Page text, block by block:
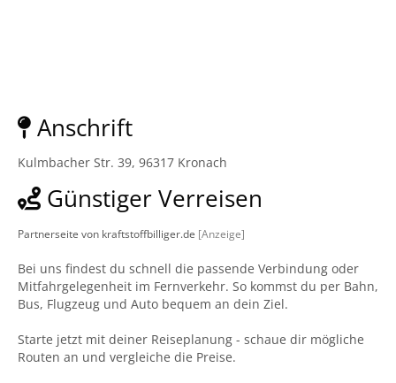
Anschrift
Kulmbacher Str. 39, 96317 Kronach
Günstiger Verreisen
Partnerseite von kraftstoffbilliger.de [Anzeige]
Bei uns findest du schnell die passende Verbindung oder
Mitfahrgelegenheit im Fernverkehr. So kommst du per Bahn,
Bus, Flugzeug und Auto bequem an dein Ziel.
Starte jetzt mit deiner Reiseplanung - schaue dir mögliche
Routen an und vergleiche die Preise.